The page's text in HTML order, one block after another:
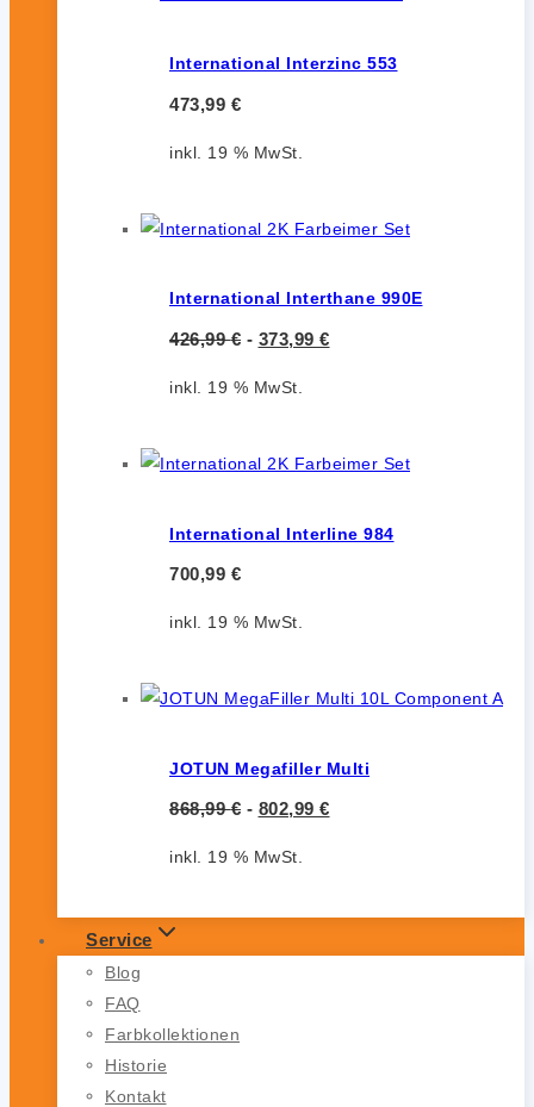
International Interzinc 553
473,99 €
inkl. 19 % MwSt.
International Interthane 990E
426,99€ - 373,99 €
inkl. 19 % MwSt.
International Interline 984
700,99 €
inkl. 19 % MwSt.
JOTUN Megafiller Multi
868,99€ - 802,99 €
inkl. 19 % MwSt.
Service
Blog
FAQ
Farbkollektionen
Historie
Kontakt